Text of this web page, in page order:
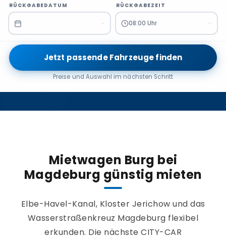
RÜCKGABEDATUM RÜCKGABEZEIT
08:00 Uhr
Jetzt passende Fahrzeuge finden
Preise und Auswahl im nächsten Schritt
Mietwagen Burg bei
Magdeburg günstig mieten
Elbe-Havel-Kanal, Kloster Jerichow und das
Wasserstraßenkreuz Magdeburg flexibel
erkunden. Die nächste CITY-CAR